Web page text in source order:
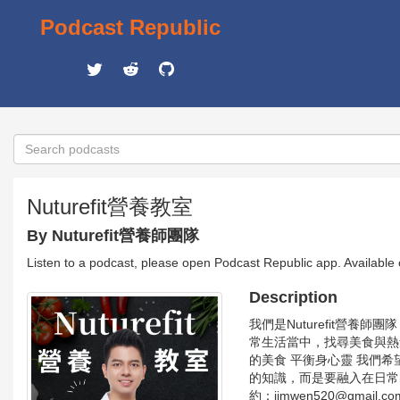
Podcast Republic
Nuturefit營養教室
By Nuturefit營養師團隊
Listen to a podcast, please open Podcast Republic app.
Description
我們是Nuturefit營養師團
常生活當中，找尋美食與
的美食 平衡身心靈 我們希
的知識，而是要融入在日
約：